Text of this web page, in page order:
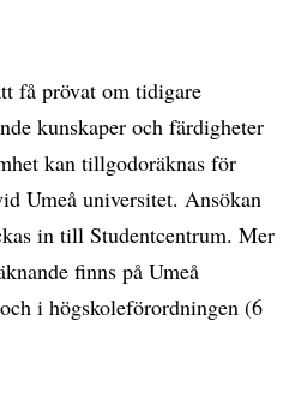
få prövat om tidigare
kunskaper och färdigheter
kan tillgodoräknas för
Umeå universitet. Ansökan
in till Studentcentrum. Mer
finns på Umeå
i högskoleförordningen (6